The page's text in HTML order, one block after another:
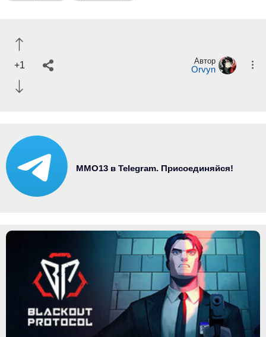
+1 Автор
Orvyn
MMO13 в Telegram. Присоединяйся!